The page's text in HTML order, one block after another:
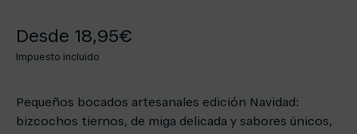
Desde 18,95€
Impuesto incluido
Pequeños bocados artesanales edición Navidad:
bizcochos tiernos, de miga delicada y sabores únicos,